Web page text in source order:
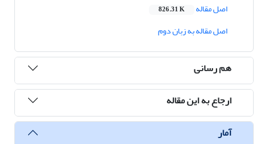
اصل مقاله
826.31 K
اصل مقاله به زبان دوم
هم رسانی
ارجاع به این مقاله
آمار